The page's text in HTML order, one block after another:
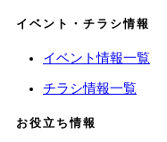
イベント・チラシ情報
イベント情報一覧
チラシ情報一覧
お役立ち情報